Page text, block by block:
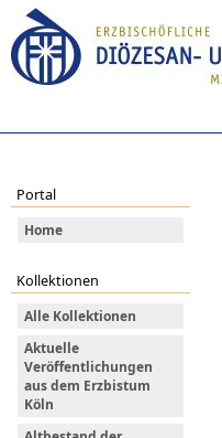
Portal
Home
Kollektionen
Alle Kollektionen
Aktuelle
Veröffentlichungen
aus dem Erzbistum
Köln